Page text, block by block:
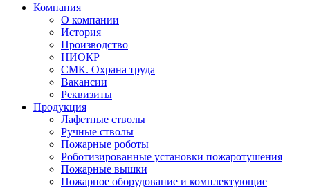
Компания
О компании
История
Производство
НИОКР
СМК. Охрана труда
Вакансии
Реквизиты
Продукция
Лафетные стволы
Ручные стволы
Пожарные роботы
Роботизированные установки пожаротушения
Пожарные вышки
Пожарное оборудование и комплектующие